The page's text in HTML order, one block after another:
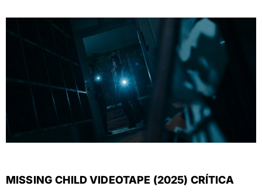
MISSING CHILD VIDEOTAPE (2025) CRÍTICA